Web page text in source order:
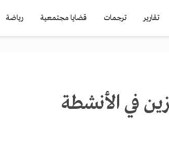
تقارير ترجمات قضايا مجتمعية رياضة
في الأنشطة